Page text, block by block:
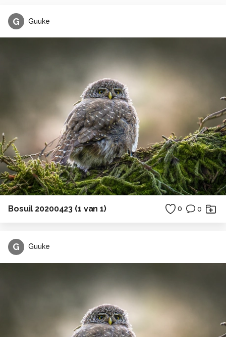
G Guuke
Bosuil 20200423 (1 van 1) 0 0
G Guuke